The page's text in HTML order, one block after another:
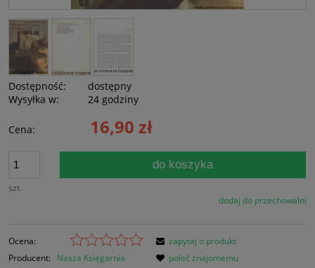
Dostępność:
dostępny
Wysyłka w:
24 godziny
Cena: 16,90 zł
szt.
do koszyka
dodaj do przechowalni
Ocena:
Producent:
Nasza Księgarnia
zapytaj o produkt
poleć znajomemu